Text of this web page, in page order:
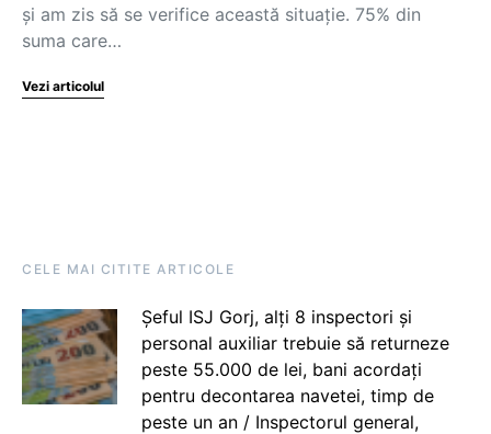
și am zis să se verifice această situație. 75% din
suma care…
Vezi articolul
CELE MAI CITITE ARTICOLE
Șeful ISJ Gorj, alți 8 inspectori și
personal auxiliar trebuie să returneze
peste 55.000 de lei, bani acordați
pentru decontarea navetei, timp de
peste un an / Inspectorul general,